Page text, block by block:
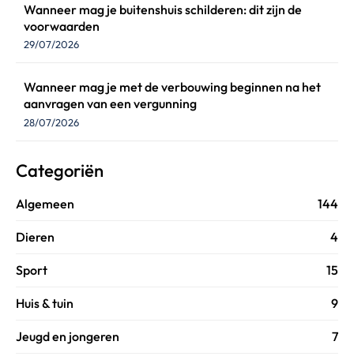
Wanneer mag je buitenshuis schilderen: dit zijn de
voorwaarden
29/07/2026
Wanneer mag je met de verbouwing beginnen na het
aanvragen van een vergunning
28/07/2026
Categoriën
Algemeen 144
Dieren 4
Sport 15
Huis & tuin 9
Jeugd en jongeren 7